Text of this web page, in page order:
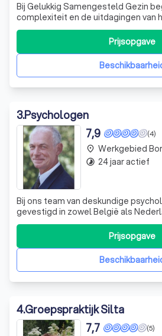
Bij Gelukkig Samengesteld Gezin
complexiteit en de uitdagingen van
samengesteld gezin. Samen met
kinderen, zowel biologisch als stief,
hoe ingewikkeld de dynamiek kan
ervaringen, gecombineerd met mijn
Prijsopgave
3.Psychologen
(4)
7,9
Bij ons team van deskundige
gevestigd in zowel België als
op het bieden van
diensten en pedagogisch advies.
door drs. Christian de Moor, biedt
diensten gericht op het verbet
Prijsopgave
place Werkgebied
timelapse 24 jaar actief
4.Groepspraktijk Silta
(5)
7,7